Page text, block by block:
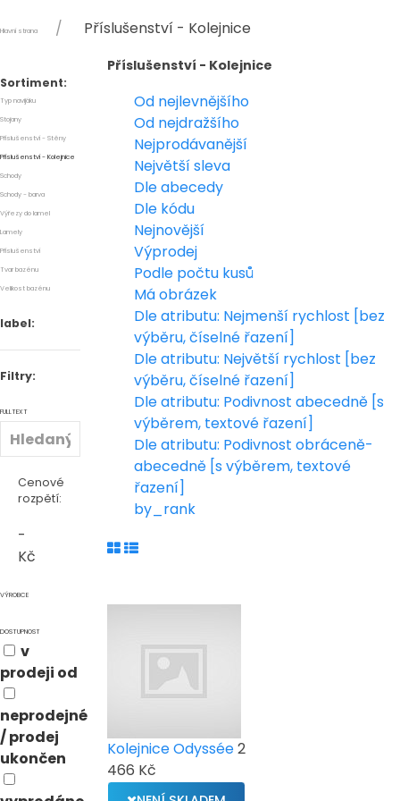
Hlavní strana Příslušenství - Kolejnice
Sortiment:
Typ navijáku
Stojany
Příslušenství - Stěny
Příslušenství - Kolejnice
Schody
Schody - barva
Výřezy do lamel
Lamely
Příslušenství
Tvar bazénu
Velikost bazénu
label:
Filtry:
FULLTEXT
Cenové
rozpětí:
-
Kč
VÝROBCE
DOSTUPNOST
v
prodeji od
neprodejné
/ prodej
ukončen
Příslušenství - Kolejnice
Od nejlevnějšího
Od nejdražšího
Nejprodávanější
Největší sleva
Dle abecedy
Dle kódu
Nejnovější
Výprodej
Podle počtu kusů
Má obrázek
Dle atributu: Nejmenší rychlost [bez
výběru, číselné řazení]
Dle atributu: Největší rychlost [bez
výběru, číselné řazení]
Dle atributu: Podivnost abecedně [s
výběrem, textové řazení]
Dle atributu: Podivnost obráceně-
abecedně [s výběrem, textové
řazení]
by_rank
Kolejnice Odyssée2
466 Kč